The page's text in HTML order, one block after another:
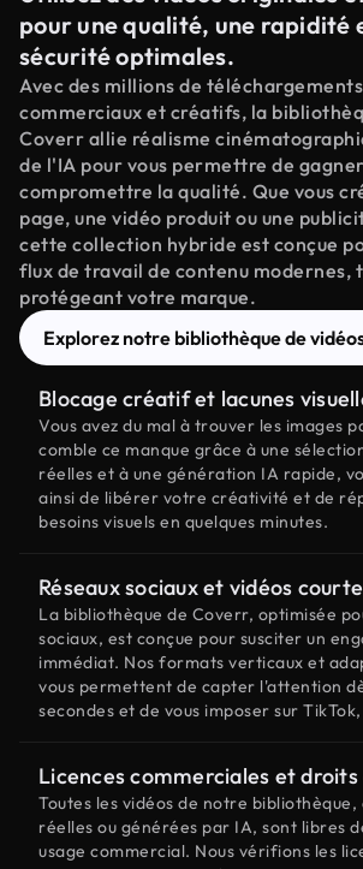
pour une qualité, une rapidité
sécurité optimales.
Avec des millions de
commerciaux et créatifs, la
Coverr allie réalisme
de l'IA pour vous permettre de
compromettre la qualité. Que vous
page, une vidéo produit ou une
cette collection hybride est conçue
flux de travail de contenu modernes,
protégeant votre marque.
Explorez notre bibliothèque de
Blocage créatif et lacunes
Vous avez du mal à trouver les images
comble ce manque grâce à une
réelles et à une génération IA rapide,
ainsi de libérer votre créativité et de
besoins visuels en quelques minutes.
Réseaux sociaux et vidéos
La bibliothèque de Coverr, optimisée
sociaux, est conçue pour susciter un
immédiat. Nos formats verticaux et
vous permettent de capter l'attention
secondes et de vous imposer sur
Licences commerciales et
Toutes les vidéos de notre bibliothèque,
réelles ou générées par IA, sont libres
usage commercial. Nous vérifions les